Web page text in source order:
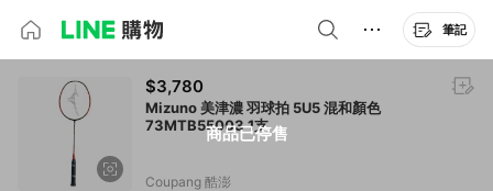
筆記
商品已停售
$3,780
Mizuno 美津濃 羽球拍 5U5 混和顏色
73MTB55003 1支
Coupang 酷澎